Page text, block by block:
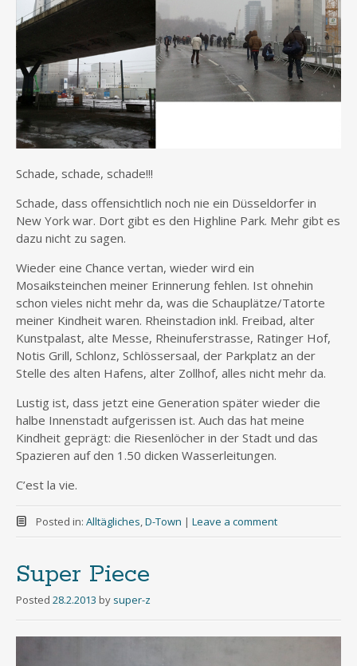
Schade, schade, schade!!!
Schade, dass offensichtlich noch nie ein Düsseldorfer in
New York war. Dort gibt es den Highline Park. Mehr gibt es
dazu nicht zu sagen.
Wieder eine Chance vertan, wieder wird ein
Mosaiksteinchen meiner Erinnerung fehlen. Ist ohnehin
schon vieles nicht mehr da, was die Schauplätze/Tatorte
meiner Kindheit waren. Rheinstadion inkl. Freibad, alter
Kunstpalast, alte Messe, Rheinuferstrasse, Ratinger Hof,
Notis Grill, Schlonz, Schlössersaal, der Parkplatz an der
Stelle des alten Hafens, alter Zollhof, alles nicht mehr da.
Lustig ist, dass jetzt eine Generation später wieder die
halbe Innenstadt aufgerissen ist. Auch das hat meine
Kindheit geprägt: die Riesenlöcher in der Stadt und das
Spazieren auf den 1.50 dicken Wasserleitungen.
C’est la vie.
Posted in: Alltägliches,D-Town | Leave a comment
Super Piece
Posted 28.2.2013 by super-z